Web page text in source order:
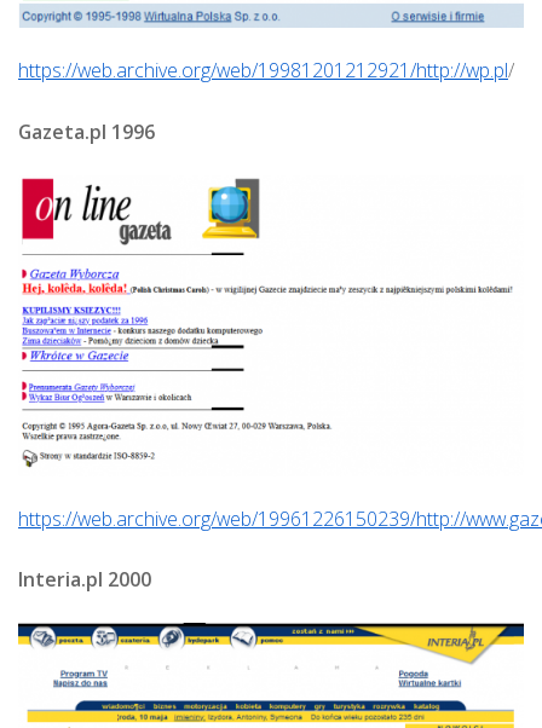
https://web.archive.org/web/19981201212921/http://wp.pl/
Gazeta.pl 1996
https://web.archive.org/web/19961226150239/http://
Interia.pl 2000